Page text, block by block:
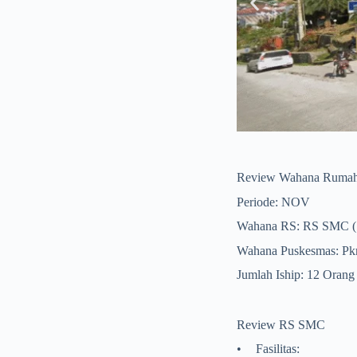
Review Wahana
Periode: NOV
Wahana RS: RS SMC
Wahana Puskesmas:
Jumlah Iship: 12 Orang
Review RS SMC
•
Fasilitas: